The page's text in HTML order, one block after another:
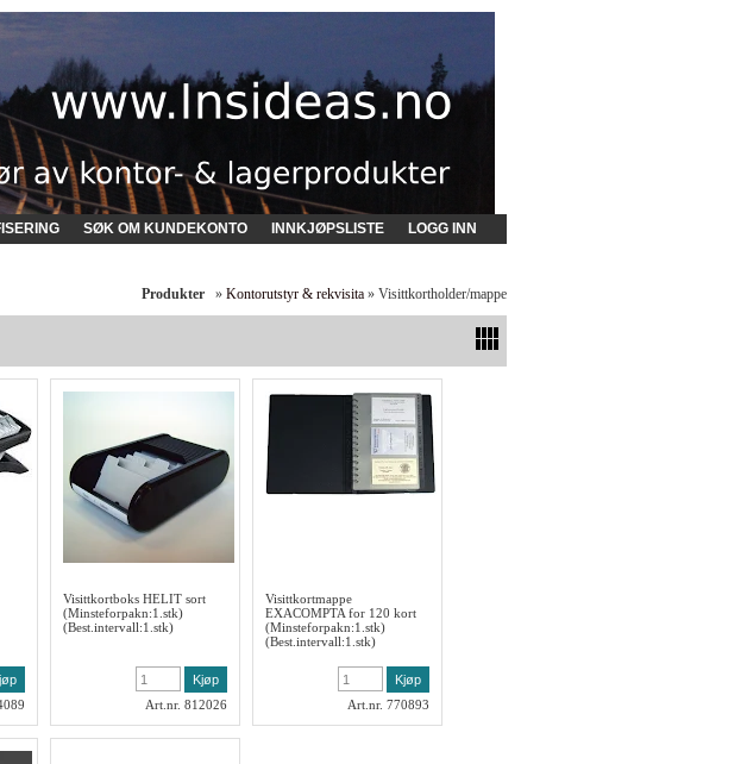
SØK OM KUNDEKONTO INNKJØPSLISTE LOGG INN
Produkter » Kontorutstyr & rekvisita » Visittkortholder/mappe
Visittkortboks HELIT sort
(Minsteforpakn:1.stk)
(Best.intervall:1.stk)
Art.nr. 812026
Visittkortmappe
EXACOMPTA for 120 kort
(Minsteforpakn:1.stk)
(Best.intervall:1.stk)
Art.nr. 770893